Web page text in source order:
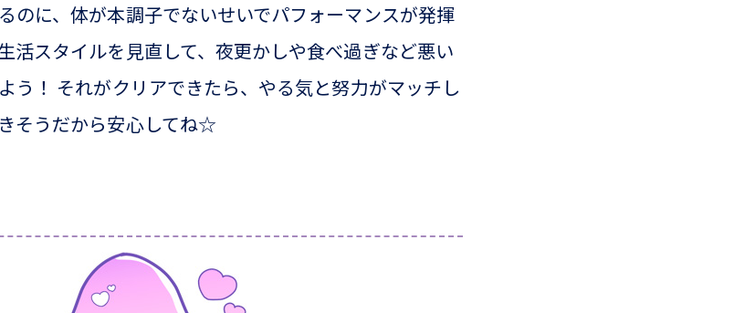
のに、体が本調子でないせいでパフォーマンスが発揮
活スタイルを見直して、夜更かしや食べ過ぎなど悪い
う！ それがクリアできたら、やる気と努力がマッチし
そうだから安心してね☆